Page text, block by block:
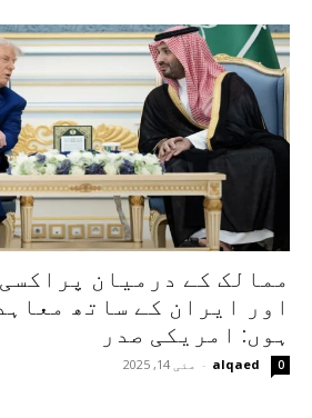
ممالک کے درمیان
اور ایران کے ساتھ
ہوں: امریکی صدر
alqaed
- مئی 14, 2025 0